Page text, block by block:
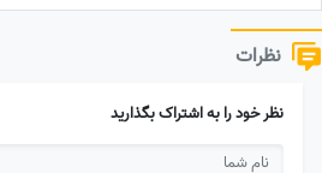
نظرات
نظر خود را به اشتراک بگذارید